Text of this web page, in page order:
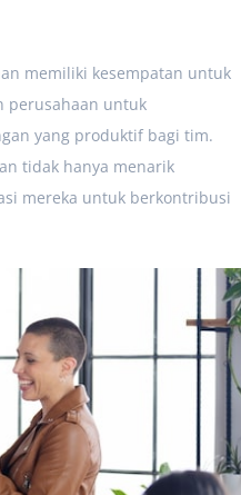
memiliki kesempatan untuk
perusahaan untuk
yang produktif bagi tim.
tidak hanya menarik
mereka untuk berkontribusi